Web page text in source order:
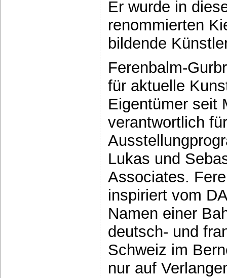
Er wurde in
renommierten
bildende
Ferenbalm-
für aktuelle
Eigentümer seit
verantwortlich
Lukas und
Associates.
inspiriert vom
Namen einer
deutsch- und
Schweiz im
nur auf